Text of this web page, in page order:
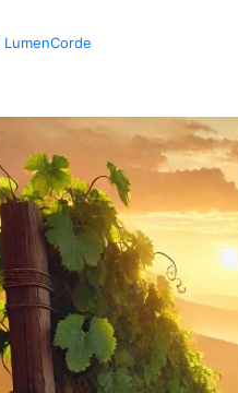
LumenCorde